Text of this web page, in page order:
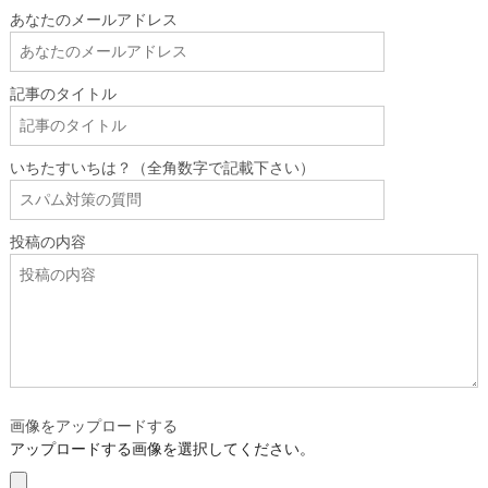
あなたのメールアドレス
記事のタイトル
いちたすいちは？（全角数字で記載下さい）
投稿の内容
画像をアップロードする
アップロードする画像を選択してください。